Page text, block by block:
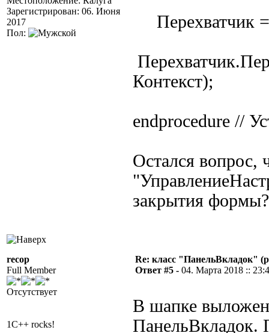
Зарегистрирован: 06. Июня
2017
Пол:
Перехватчик =
Контекст);
endprocedure //
Остался вопрос,
закрытия формы?
recop
Full Member
Отсутствует
1C++ rocks!
Re: класс "ПанельВкладок"
Ответ #5 - 04. Марта 2018 ::
В шапке
ПанельВкладок.